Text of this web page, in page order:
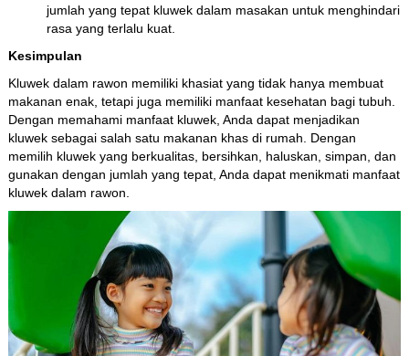
jumlah yang tepat kluwek dalam masakan untuk menghindari
rasa yang terlalu kuat.
Kesimpulan
Kluwek dalam rawon memiliki khasiat yang tidak hanya membuat
makanan enak, tetapi juga memiliki manfaat kesehatan bagi tubuh.
Dengan memahami manfaat kluwek, Anda dapat menjadikan
kluwek sebagai salah satu makanan khas di rumah. Dengan
memilih kluwek yang berkualitas, bersihkan, haluskan, simpan, dan
gunakan dengan jumlah yang tepat, Anda dapat menikmati manfaat
kluwek dalam rawon.